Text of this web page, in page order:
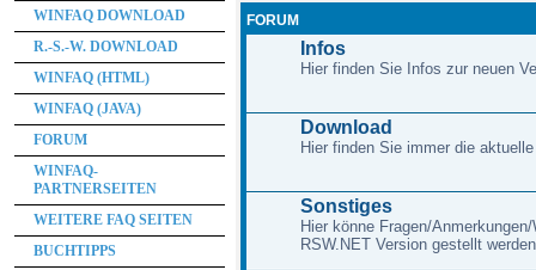
FORUM
Infos
Hier finden Sie Infos zur neuen
Download
Hier finden Sie immer die
Sonstiges
Hier könne Fragen/
RSW.NET Version gestellt werden
WINFAQ DOWNLOAD
R.-S.-W. DOWNLOAD
WINFAQ (HTML)
WINFAQ (JAVA)
FORUM
WINFAQ-
PARTNERSEITEN
WEITERE FAQ SEITEN
BUCHTIPPS